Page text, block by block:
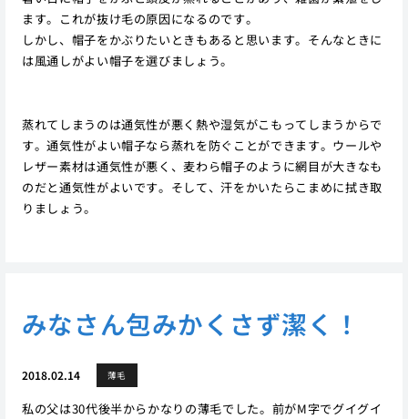
ます。これが抜け毛の原因になるのです。
しかし、帽子をかぶりたいときもあると思います。そんなときに
は風通しがよい帽子を選びましょう。
蒸れてしまうのは通気性が悪く熱や湿気がこもってしまうからで
す。通気性がよい帽子なら蒸れを防ぐことができます。ウールや
レザー素材は通気性が悪く、麦わら帽子のように網目が大きなも
のだと通気性がよいです。そして、汗をかいたらこまめに拭き取
りましょう。
みなさん包みかくさず潔く！
2018.02.14 薄毛
私の父は30代後半からかなりの薄毛でした。前がM字でグイグイ